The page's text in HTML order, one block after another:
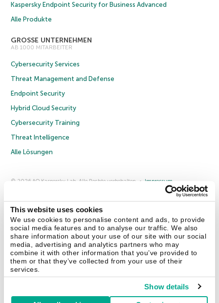
This website uses cookies
We use cookies to personalise content and ads, to provide
social media features and to analyse our traffic. We also
share information about your use of our site with our social
media, advertising and analytics partners who may
combine it with other information that you’ve provided to
them or that they’ve collected from your use of their
services.
Show details
Kaspersky Endpoint Security for Business Advanced
Alle Produkte
GROSSE UNTERNEHMEN
AB 1000 MITARBEITER
Cybersecurity Services
Threat Management and Defense
Endpoint Security
Hybrid Cloud Security
Cybersecurity Training
Threat Intelligence
Alle Lösungen
© 2026 AO Kaspersky Lab. Alle Rechte vorbehalten.
Impressum
Lizenzvereinbarung B2B
Anmeldung zum Newsletter für B2B-Vertriebspartner
Kontakt Über uns Partner Blog
Weitere Informationen
Pressemitteilungen
Securelist Eugene Personal Blog Enzyklopädie